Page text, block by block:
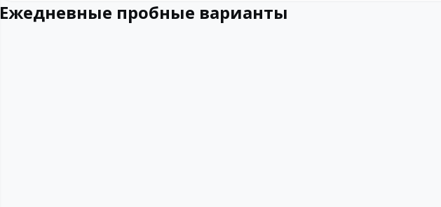
Ежедневные пробные варианты